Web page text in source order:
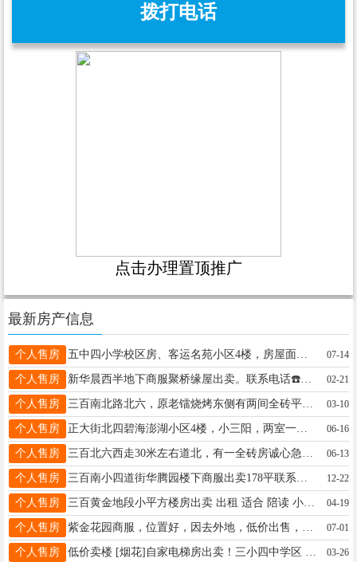
拨打电话
点击办理置顶推广
最新房产信息
个人售房 07-14
个人售房 新华晨西半地下商服聚桥缘屋出卖。联系电话☎️18746527881 02-21
个人售房 三百南北路北六，原老镭烧烤东侧有两间全砖平房出租出卖。电话：13763789017 15245511180 03-10
个人售房 正大街北四碧海澎湖小区4楼，小三阳，两室一厅，面积62平，不山，售价14.5万，联系电话15636573232，非诚勿扰！ 06-16
个人售房 06-13
个人售房 12-22
个人售房 三百黄金地段小平方楼房出卖 出租 适合 陪读 小夫妻创业阶段 养老居住 没有物业费 电话☎13114659018 04-19
个人售房 07-01
个人售房 03-26